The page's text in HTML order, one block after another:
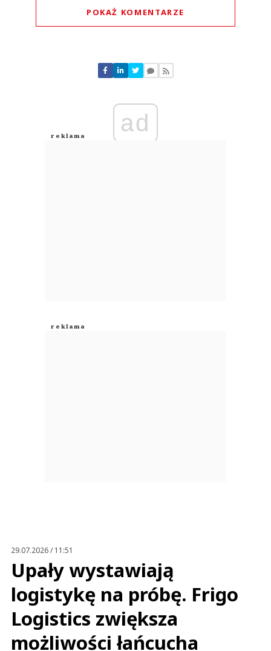
POKAŻ KOMENTARZE
Nie znaleziono komentarzy
Zostaw swoje komentarze
Anuluj
ad
29.07.2026 / 11:51
Upały wystawiają
logistykę na próbę. Frigo
Logistics zwiększa
możliwości łańcucha